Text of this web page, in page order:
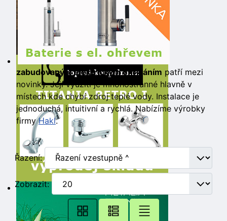
zabudovaným elektrickým ohříváním patří mezi
novinky. Její využití je mnohostranné hlavně v
místech kde chybí zdroj teplé vody. Instalace je
jednoduchá, intuitivní a rychlá. Nabízíme výrobky
firmyHakl.
Řazení:
Zobrazit: